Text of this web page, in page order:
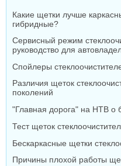
Какие щетки лучше
гибридные?
Сервисный режим
руководство для
Спойлеры
Различия щеток
поколений
"Главная дорога" на НТВ о
Тест щеток
Бескаркасные щетки
Причины плохой работы